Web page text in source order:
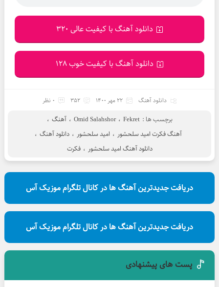
دانلود آهنگ با کیفیت عالی 320
دانلود آهنگ با کیفیت خوب 128
دانلود آهنگ 22 مهر 1400 352 0 نظر
برچسب ها : Fekret ، Omid Salahshor ، آهنگ ،
آهنگ فکرت امید سلحشور ، امید سلحشور ، دانلود آهنگ ،
دانلود آهنگ امید سلحشور ، فکرت
دریافت جدیدترین آهنگ ها در کانال تلگرام موزیک آس
دریافت جدیدترین آهنگ ها در کانال تلگرام موزیک آس
پست های پیشنهادی